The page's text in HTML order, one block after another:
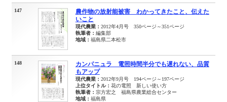
147
農作物の放射能被害 わかってきたこと、伝えた
いこと
現代農業： 2012年4月号 350ページ～351ページ
執筆者： 編集部
地域： 福島県二本松市
148
カンパニュラ 電照時間半分でも遅れない、品質
もアップ
現代農業： 2012年9月号 194ページ～197ページ
上位タイトル： 花の電照 新しい使い方
執筆者： 宗方宏之 福島県農業総合センター
地域： 福島県